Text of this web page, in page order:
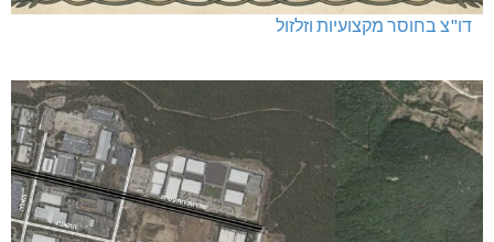
דו"צ בחוסר מקצועיות וזלזול